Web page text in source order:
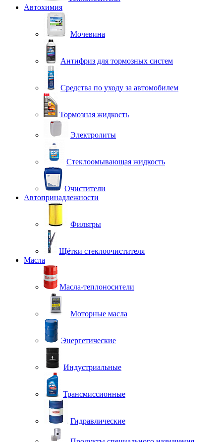
Автохимия
Мочевина
Антифриз для тормозных систем
Средства по уходу за автомобилем
Тормозная жидкость
Электролиты
Стеклоомывающая жидкость
Очистители
Автопринадлежности
Фильтры
Щётки стеклоочистителя
Масла
Масла-теплоносители
Моторные масла
Энергетические
Индустриальные
Трансмиссионные
Гидравлические